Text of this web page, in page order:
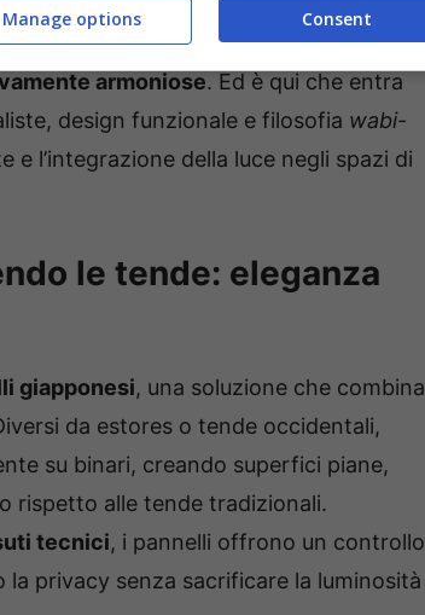
fluisca liberamente e vestire
armoniose. Ed è qui che entra
design funzionale e filosofia wabi-
e l’integrazione della luce negli spazi di
le tende: eleganza
giapponesi, una soluzione che combina
da estores o tende occidentali,
su binari, creando superfici piane,
rispetto alle tende tradizionali.
tecnici, i pannelli offrono un controllo
privacy senza sacrificare la luminosità
Consent
Manage options